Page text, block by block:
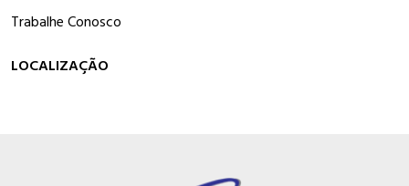
Trabalhe Conosco
LOCALIZAÇÃO